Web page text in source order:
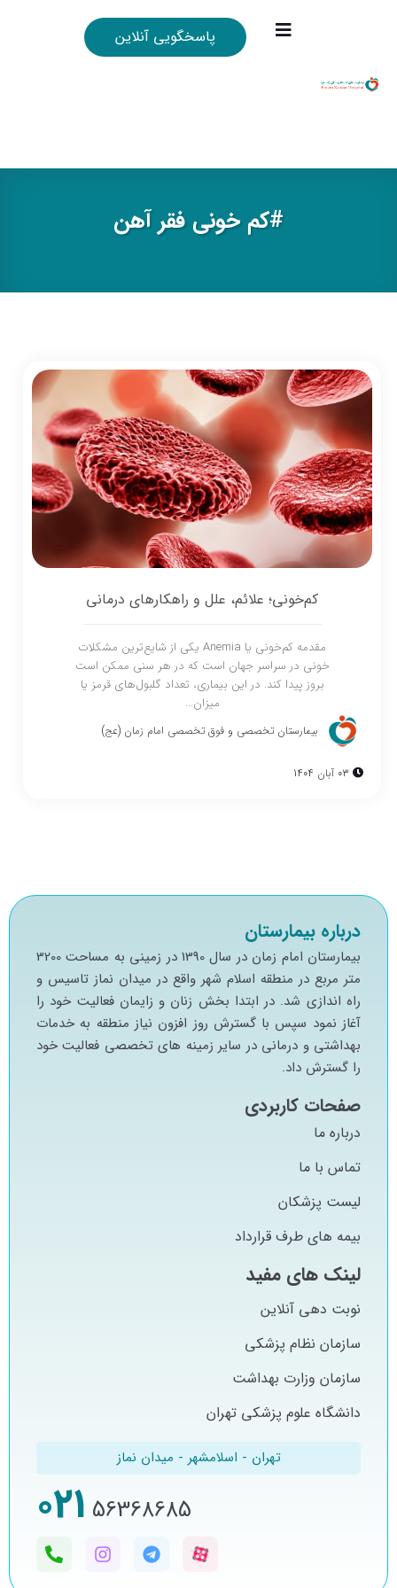
پاسخگویی آنلاین
#کم خونی فقر آهن
کم‌خونی؛ علائم، علل و راهکارهای درمانی
مقدمه کم‌خونی یا Anemia یکی از شایع‌ترین مشکلات
خونی در سراسر جهان است که در هر سنی ممکن است
بروز پیدا کند. در این بیماری، تعداد گلبول‌های قرمز یا
میزان...
بیمارستان تخصصی و فوق تخصصی امام زمان (عج)
03 آبان 1404
درباره بیمارستان
بيمارستان امام زمان در سال 1390 در زميني به مساحت 3200
متر مربع در منطقه اسلام شهر واقع در ميدان نماز تاسيس و
راه اندازي شد. در ابتدا بخش زنان و زايمان فعاليت خود را
آغاز نمود سپس با گسترش روز افزون نياز منطقه به خدمات
بهداشتي و درماني در ساير زمينه هاي تخصصي فعاليت خود
را گسترش داد.
صفحات کاربردی
درباره ما
تماس با ما
لیست پزشکان
بیمه های طرف قرارداد
لینک های مفید
نوبت دهی آنلاین
سازمان نظام پزشکی
سازمان وزارت بهداشت
دانشگاه علوم پزشکی تهران
تهران - اسلامشهر - میدان نماز
56368685
021